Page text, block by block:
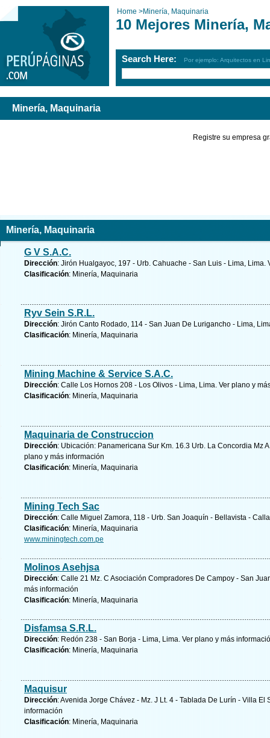
Home >Minería, Maquinaria
10 Mejores Minería,
Search Here: Por ejemplo: Arquitectos en
Minería, Maquinaria
Registre su empresa
Minería, Maquinaria
G V S.A.C.
Dirección: Jirón Hualgayoc, 197 - Urb. Cahuache - San Luis - Lima, Lima.
Clasificación: Minería, Maquinaria
Ryv Sein S.R.L.
Dirección: Jirón Canto Rodado, 114 - San Juan De Lurigancho - Lima,
Clasificación: Minería, Maquinaria
Mining Machine & Service S.A.C.
Dirección: Calle Los Hornos 208 - Los Olivos - Lima, Lima. Ver plano y
Clasificación: Minería, Maquinaria
Maquinaria de Construccion
Dirección: Ubicación: Panamericana Sur Km. 16.3 Urb. La Concordia Mz
plano y más información
Clasificación: Minería, Maquinaria
Mining Tech Sac
Dirección: Calle Miguel Zamora, 118 - Urb. San Joaquín - Bellavista -
Clasificación: Minería, Maquinaria
www.miningtech.com.pe
Molinos Asehjsa
Dirección: Calle 21 Mz. C Asociación Compradores De Campoy - San
más información
Clasificación: Minería, Maquinaria
Disfamsa S.R.L.
Dirección: Redón 238 - San Borja - Lima, Lima. Ver plano y más
Clasificación: Minería, Maquinaria
Maquisur
Dirección: Avenida Jorge Chávez - Mz. J Lt. 4 - Tablada De Lurín - Villa
información
Clasificación: Minería, Maquinaria